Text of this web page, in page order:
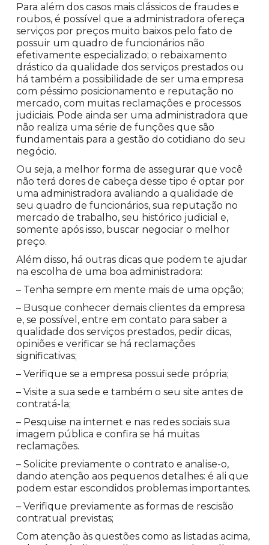
Para além dos casos mais clássicos de fraudes e
roubos, é possível que a administradora ofereça
serviços por preços muito baixos pelo fato de
possuir um quadro de funcionários não
efetivamente especializado; o rebaixamento
drástico da qualidade dos serviços prestados ou
há também a possibilidade de ser uma empresa
com péssimo posicionamento e reputação no
mercado, com muitas reclamações e processos
judiciais. Pode ainda ser uma administradora que
não realiza uma série de funções que são
fundamentais para a gestão do cotidiano do seu
negócio.
Ou seja, a melhor forma de assegurar que você
não terá dores de cabeça desse tipo é optar por
uma administradora avaliando a qualidade de
seu quadro de funcionários, sua reputação no
mercado de trabalho, seu histórico judicial e,
somente após isso, buscar negociar o melhor
preço.
Além disso, há outras dicas que podem te ajudar
na escolha de uma boa administradora:
– Tenha sempre em mente mais de uma opção;
– Busque conhecer demais clientes da empresa
e, se possível, entre em contato para saber a
qualidade dos serviços prestados, pedir dicas,
opiniões e verificar se há reclamações
significativas;
– Verifique se a empresa possui sede própria;
– Visite a sua sede e também o seu site antes de
contratá-la;
– Pesquise na internet e nas redes sociais sua
imagem pública e confira se há muitas
reclamações.
– Solicite previamente o contrato e analise-o,
dando atenção aos pequenos detalhes: é ali que
podem estar escondidos problemas importantes.
– Verifique previamente as formas de rescisão
contratual previstas;
Com atenção às questões como as listadas acima,